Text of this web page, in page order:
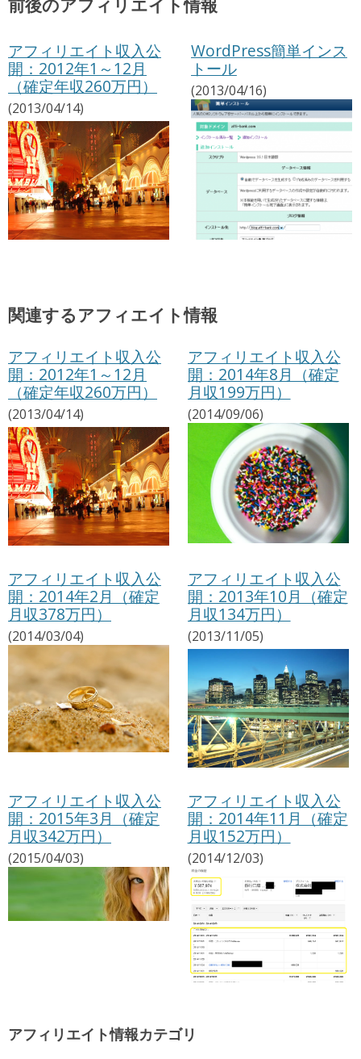
前後のアフィリエイト情報
アフィリエイト収入公
開：2012年1～12月
（確定年収260万円）
(2013/04/14)
WordPress簡単インス
トール
(2013/04/16)
関連するアフィエイト情報
アフィリエイト収入公
開：2012年1～12月
（確定年収260万円）
(2013/04/14)
アフィリエイト収入公
開：2014年8月（確定
月収199万円）
(2014/09/06)
アフィリエイト収入公
開：2014年2月（確定
月収378万円）
(2014/03/04)
アフィリエイト収入公
開：2013年10月（確定
月収134万円）
(2013/11/05)
アフィリエイト収入公
開：2015年3月（確定
月収342万円）
(2015/04/03)
アフィリエイト収入公
開：2014年11月（確定
月収152万円）
(2014/12/03)
アフィリエイト情報カテゴリ